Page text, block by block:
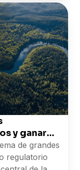
cuánto
la asesoría
y ganar
de grandes
regulatorio